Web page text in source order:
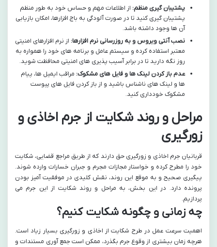
پشتیبان گیری منظم: از اطلاعات مهم و حساس خود به طور منظم
پشتیبان گیری کنید تا در صورت آلودگی به باج افزارها، امکان بازیابی
آن ها وجود داشته باشد.
نصب آنتی ویروس و به روزرسانی نرم افزارها: از نرم افزارهای امنیتی
معتبر استفاده کرده و سیستم عامل و برنامه های خود را همواره به
روز نگه دارید تا در برابر آسیب پذیری های امنیتی محافظت شوید.
عدم باز کردن لینک ها و فایل های مشکوک: مراقب ایمیل ها، پیام
ها و لینک های ناشناس باشید و از باز کردن فایل های پیوست
مشکوک خودداری کنید.
مراحل و روند شکایت از جرم اخاذی و
زورگیری
قربانیان جرم اخاذی و زورگیری حق دارند که از طریق مراجع قضایی، شکایت
خود را مطرح کرده و خواستار مجازات مجرم و جبران خسارات وارده شوند.
پیگیری صحیح و به موقع این روند، نقش کلیدی در موفقیت آمیز بودن
پرونده دارد. در این بخش، به مراحل و روند شکایت از این جرم می
پردازیم.
چه زمانی و چگونه شکایت کنیم؟
اهمیت سرعت عمل در طرح شکایت از اخاذی و زورگیری بسیار زیاد است.
هرچه زمان بیشتری از وقوع جرم بگذرد، ممکن است جمع آوری مستندات و